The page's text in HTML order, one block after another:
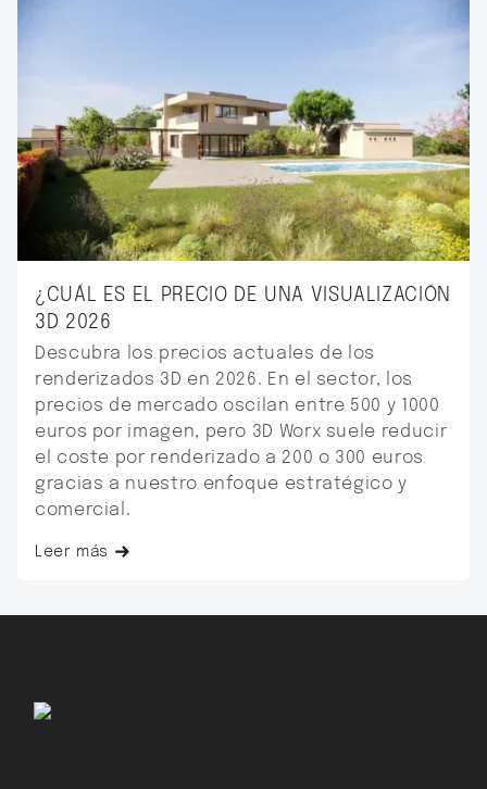
¿CUÁL ES EL PRECIO DE UNA VISUALIZACIÓN
3D 2026
Descubra los precios actuales de los
renderizados 3D en 2026. En el sector, los
precios de mercado oscilan entre 500 y 1000
euros por imagen, pero 3D Worx suele reducir
el coste por renderizado a 200 o 300 euros
gracias a nuestro enfoque estratégico y
comercial.
Leer más